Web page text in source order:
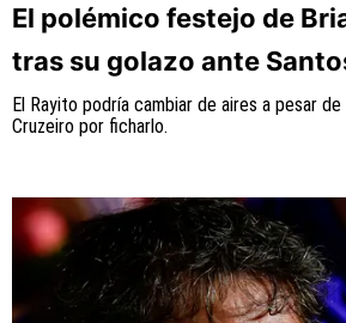
El polémico festejo de
tras su golazo ante
El Rayito podría cambiar de aires a pesar
Cruzeiro por ficharlo.